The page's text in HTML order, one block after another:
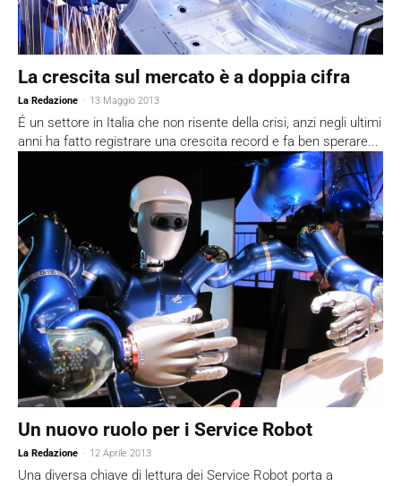
La crescita sul mercato è a doppia cifra
La Redazione - 13 Maggio 2013
É un settore in Italia che non risente della crisi, anzi negli ultimi
anni ha fatto registrare una crescita record e fa ben sperare...
Un nuovo ruolo per i Service Robot
La Redazione - 12 Aprile 2013
Una diversa chiave di lettura dei Service Robot porta a